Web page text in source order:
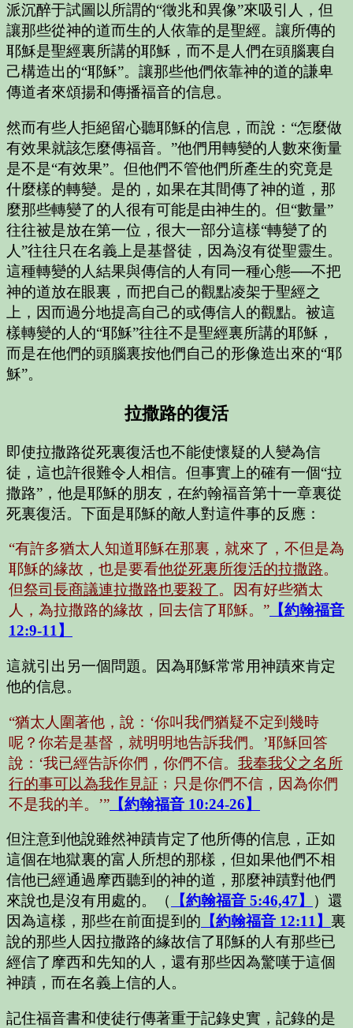
派沉醉于試圖以所謂的“徵兆和異像”來吸引人，但
讓那些從神的道而生的人依靠的是聖經。讓所傳的
耶穌是聖經裏所講的耶穌，而不是人們在頭腦裏自
己構造出的“耶穌”。讓那些他們依靠神的道的謙卑
傳道者來頌揚和傳播福音的信息。
然而有些人拒絕留心聽耶穌的信息，而說：“怎麼做
有效果就該怎麼傳福音。”他們用轉變的人數來衡量
是不是“有效果”。但他們不管他們所產生的究竟是
什麼樣的轉變。是的，如果在其間傳了神的道，那
麼那些轉變了的人很有可能是由神生的。但“數量”
往往被是放在第一位，很大一部分這樣“轉變了的
人”往往只在名義上是基督徒，因為沒有從聖靈生。
這種轉變的人結果與傳信的人有同一種心態──不把
神的道放在眼裏，而把自己的觀點凌架于聖經之
上，因而過分地提高自己的或傳信人的觀點。被這
樣轉變的人的“耶穌”往往不是聖經裏所講的耶穌，
而是在他們的頭腦裏按他們自己的形像造出來的“耶
穌”。
拉撒路的復活
即使拉撒路從死裏復活也不能使懷疑的人變為信
徒，這也許很難令人相信。但事實上的確有一個“拉
撒路”，他是耶穌的朋友，在約翰福音第十一章裏從
死裏復活。下面是耶穌的敵人對這件事的反應：
“有許多猶太人知道耶穌在那裏，就來了，不但是為
耶穌的緣故，也是要看他從死裏所復活的拉撒路。
但祭司長商議連拉撒路也要殺了 。因有好些猶太
人，為拉撒路的緣故，回去信了耶穌。” 【約翰福音
12:9-11】
這就引出另一個問題。因為耶穌常常用神蹟來肯定
他的信息。
“猶太人圍著他，說：‘你叫我們猶疑不定到幾時
呢？你若是基督，就明明地告訴我們。’耶穌回答
說：‘我已經告訴你們，你們不信。 我奉我父之名所
行的事可以為我作見証 ﹔只是你們不信，因為你們
不是我的羊。’” 【約翰福音 10:24-26】
但注意到他說雖然神蹟肯定了他所傳的信息，正如
這個在地獄裏的富人所想的那樣，但如果他們不相
信他已經通過摩西聽到的神的道，那麼神蹟對他們
來說也是沒有用處的。（
【約翰福音 5:46,47】
）還
因為這樣，那些在前面提到的 【約翰福音 12:11】 裏
說的那些人因拉撒路的緣故信了耶穌的人有那些已
經信了摩西和先知的人，還有那些因為驚嘆于這個
神蹟，而在名義上信的人。
記住福音書和使徒行傳著重于記錄史實，記錄的是